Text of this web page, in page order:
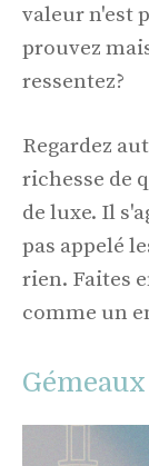
valeur n'est
prouvez
ressentez?
Regardez
richesse de
de luxe. Il
pas appelé
rien. Faites
comme un